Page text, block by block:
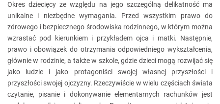
Okres dziecięcy ze względu na jego szczególną delikatność ma
unikalne i niezbędne wymagania. Przed wszystkim prawo do
zdrowego i bezpiecznego środowiska rodzinnego, w którym można
wzrastać pod kierunkiem i przykładem ojca i matki. Następnie,
prawo i obowiązek do otrzymania odpowiedniego wykształcenia,
głównie w rodzinie, a także w szkole, gdzie dzieci mogą rozwijać się
jako ludzie i jako protagoniści swojej własnej przyszłości i
przyszłości swojej ojczyzny. Rzeczywiście w wielu częściach świata
czytanie, pisanie i dokonywanie elementarnych rachunków jest